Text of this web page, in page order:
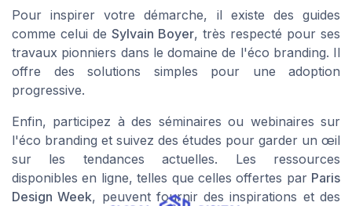
Pour inspirer votre démarche, il existe des guides
comme celui de Sylvain Boyer, très respecté pour ses
travaux pionniers dans le domaine de l'éco branding. Il
offre des solutions simples pour une adoption
progressive.
Enfin, participez à des séminaires ou webinaires sur
l'éco branding et suivez des études pour garder un œil
sur les tendances actuelles. Les ressources
disponibles en ligne, telles que celles offertes par Paris
Design Week, peuvent fournir des inspirations et des